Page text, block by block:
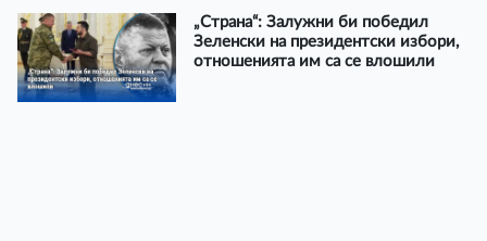
„Страна“: Залужни би победил
Зеленски на президентски избори,
отношенията им са се влошили